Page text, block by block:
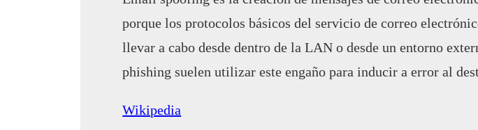
porque los protocolos básicos del servicio de correo
llevar a cabo desde dentro de la LAN o desde un entorno
phishing suelen utilizar este engaño para inducir a error al
Wikipedia